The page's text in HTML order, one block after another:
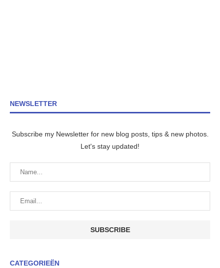
NEWSLETTER
Subscribe my Newsletter for new blog posts, tips & new photos.
Let's stay updated!
CATEGORIEËN